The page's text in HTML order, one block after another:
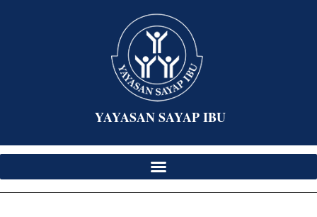
YAYASAN SAYAP IBU